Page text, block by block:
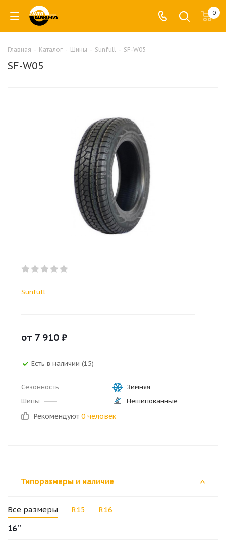
0
Главная - Каталог - Шины - Sunfull - SF-W05
SF-W05
Sunfull
от 7 910 ₽
Есть в наличии (15)
Сезонность
Зимняя
Шипы
Нешипованные
Рекомендуют 0 человек
Типоразмеры и наличие
Все размеры R15 R16
16''